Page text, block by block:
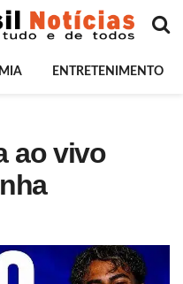
ENTRETENIMENTO
ao vivo